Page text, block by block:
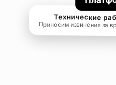
Технические
Приносим извинения за